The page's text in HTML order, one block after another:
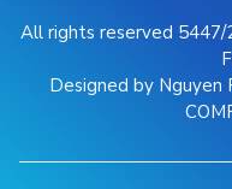
All rights reserved 5447/
Designed by Nguyen